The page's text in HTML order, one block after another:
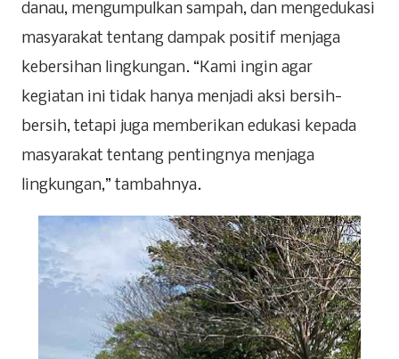
danau, mengumpulkan sampah, dan mengedukasi
masyarakat tentang dampak positif menjaga
kebersihan lingkungan. “Kami ingin agar
kegiatan ini tidak hanya menjadi aksi bersih-
bersih, tetapi juga memberikan edukasi kepada
masyarakat tentang pentingnya menjaga
lingkungan,” tambahnya.